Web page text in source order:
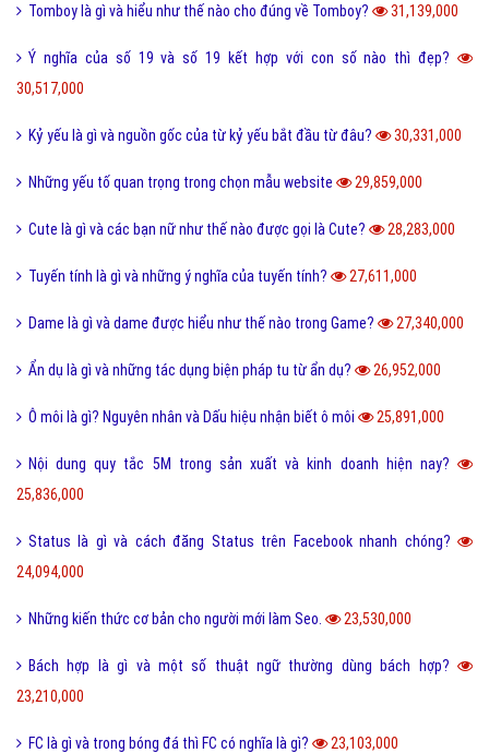
Tomboy là gì và hiểu như thế nào cho đúng về Tomboy? 31,139,000
Ý nghĩa của số 19 và số 19 kết hợp với con số nào thì đẹp?
30,517,000
Kỷ yếu là gì và nguồn gốc của từ kỷ yếu bắt đầu từ đâu? 30,331,000
Những yếu tố quan trọng trong chọn mẫu website 29,859,000
Cute là gì và các bạn nữ như thế nào được gọi là Cute? 28,283,000
Tuyến tính là gì và những ý nghĩa của tuyến tính? 27,611,000
Dame là gì và dame được hiểu như thế nào trong Game? 27,340,000
Ẩn dụ là gì và những tác dụng biện pháp tu từ ẩn dụ? 26,952,000
Ô môi là gì? Nguyên nhân và Dấu hiệu nhận biết ô môi 25,891,000
Nội dung quy tắc 5M trong sản xuất và kinh doanh hiện nay?
25,836,000
Status là gì và cách đăng Status trên Facebook nhanh chóng?
24,094,000
Những kiến thức cơ bản cho người mới làm Seo. 23,530,000
Bách hợp là gì và một số thuật ngữ thường dùng bách hợp?
23,210,000
FC là gì và trong bóng đá thì FC có nghĩa là gì? 23,103,000